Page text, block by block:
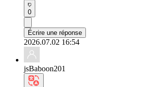
0
Écrire une réponse
2026.07.02 16:54
jsBaboon201